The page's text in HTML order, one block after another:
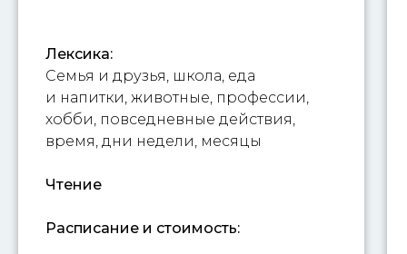
Лексика:
Семья и друзья, школа, еда
и напитки, животные, профессии,
хобби, повседневные действия,
время, дни недели, месяцы
Чтение
Расписание и стоимость: